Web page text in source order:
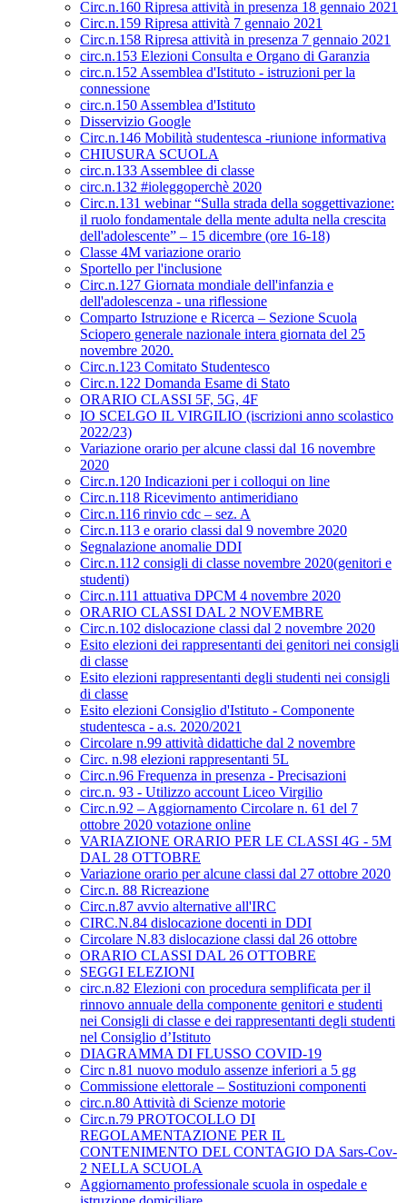
Circ.n.160 Ripresa attività in presenza 18 gennaio 2021
Circ.n.159 Ripresa attività 7 gennaio 2021
Circ.n.158 Ripresa attività in presenza 7 gennaio 2021
circ.n.153 Elezioni Consulta e Organo di Garanzia
circ.n.152 Assemblea d'Istituto - istruzioni per la
connessione
circ.n.150 Assemblea d'Istituto
Disservizio Google
Circ.n.146 Mobilità studentesca -riunione informativa
CHIUSURA SCUOLA
circ.n.133 Assemblee di classe
circ.n.132 #ioleggoperchè 2020
Circ.n.131 webinar “Sulla strada della soggettivazione:
il ruolo fondamentale della mente adulta nella crescita
dell'adolescente” – 15 dicembre (ore 16-18)
Classe 4M variazione orario
Sportello per l'inclusione
Circ.n.127 Giornata mondiale dell'infanzia e
dell'adolescenza - una riflessione
Comparto Istruzione e Ricerca – Sezione Scuola
Sciopero generale nazionale intera giornata del 25
novembre 2020.
Circ.n.123 Comitato Studentesco
Circ.n.122 Domanda Esame di Stato
ORARIO CLASSI 5F, 5G, 4F
IO SCELGO IL VIRGILIO (iscrizioni anno scolastico
2022/23)
Variazione orario per alcune classi dal 16 novembre
2020
Circ.n.120 Indicazioni per i colloqui on line
Circ.n.118 Ricevimento antimeridiano
Circ.n.116 rinvio cdc – sez. A
Circ.n.113 e orario classi dal 9 novembre 2020
Segnalazione anomalie DDI
Circ.n.112 consigli di classe novembre 2020(genitori e
studenti)
Circ.n.111 attuativa DPCM 4 novembre 2020
ORARIO CLASSI DAL 2 NOVEMBRE
Circ.n.102 dislocazione classi dal 2 novembre 2020
Esito elezioni dei rappresentanti dei genitori nei consigli
di classe
Esito elezioni rappresentanti degli studenti nei consigli
di classe
Esito elezioni Consiglio d'Istituto - Componente
studentesca - a.s. 2020/2021
Circolare n.99 attività didattiche dal 2 novembre
Circ. n.98 elezioni rappresentanti 5L
Circ.n.96 Frequenza in presenza - Precisazioni
circ.n. 93 - Utilizzo account Liceo Virgilio
Circ.n.92 – Aggiornamento Circolare n. 61 del 7
ottobre 2020 votazione online
VARIAZIONE ORARIO PER LE CLASSI 4G - 5M
DAL 28 OTTOBRE
Variazione orario per alcune classi dal 27 ottobre 2020
Circ.n. 88 Ricreazione
Circ.n.87 avvio alternative all'IRC
CIRC.N.84 dislocazione docenti in DDI
Circolare N.83 dislocazione classi dal 26 ottobre
ORARIO CLASSI DAL 26 OTTOBRE
SEGGI ELEZIONI
circ.n.82 Elezioni con procedura semplificata per il
rinnovo annuale della componente genitori e studenti
nei Consigli di classe e dei rappresentanti degli studenti
nel Consiglio d’Istituto
DIAGRAMMA DI FLUSSO COVID-19
Circ n.81 nuovo modulo assenze inferiori a 5 gg
Commissione elettorale – Sostituzioni componenti
circ.n.80 Attività di Scienze motorie
Circ.n.79 PROTOCOLLO DI
REGOLAMENTAZIONE PER IL
CONTENIMENTO DEL CONTAGIO DA Sars-Cov-
2 NELLA SCUOLA
Aggiornamento professionale scuola in ospedale e